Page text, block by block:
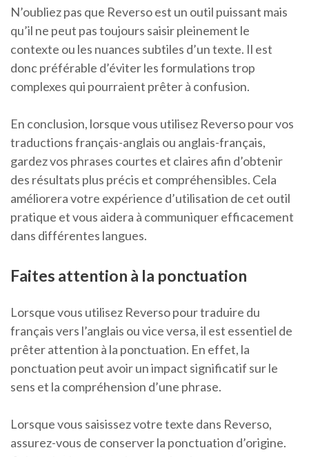
N’oubliez pas que Reverso est un outil puissant mais
qu’il ne peut pas toujours saisir pleinement le
contexte ou les nuances subtiles d’un texte. Il est
donc préférable d’éviter les formulations trop
complexes qui pourraient prêter à confusion.
En conclusion, lorsque vous utilisez Reverso pour vos
traductions français-anglais ou anglais-français,
gardez vos phrases courtes et claires afin d’obtenir
des résultats plus précis et compréhensibles. Cela
améliorera votre expérience d’utilisation de cet outil
pratique et vous aidera à communiquer efficacement
dans différentes langues.
Faites attention à la ponctuation
Lorsque vous utilisez Reverso pour traduire du
français vers l’anglais ou vice versa, il est essentiel de
prêter attention à la ponctuation. En effet, la
ponctuation peut avoir un impact significatif sur le
sens et la compréhension d’une phrase.
Lorsque vous saisissez votre texte dans Reverso,
assurez-vous de conserver la ponctuation d’origine.